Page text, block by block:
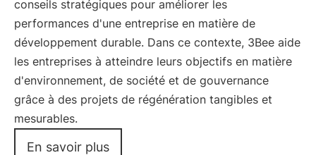
conseils stratégiques pour améliorer les
performances d'une entreprise en matière de
développement durable. Dans ce contexte, 3Bee aide
les entreprises à atteindre leurs objectifs en matière
d'environnement, de société et de gouvernance
grâce à des projets de régénération tangibles et
mesurables.
En savoir plus